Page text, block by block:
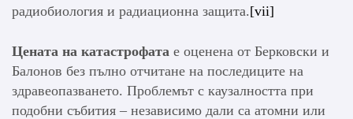
радиобиология и радиационна защита.[vii]
Цената на катастрофата е оценена от Берковски и
Балонов без пълно отчитане на последиците на
здравеопазването. Проблемът с каузалността при
подобни събития – независимо дали са атомни или